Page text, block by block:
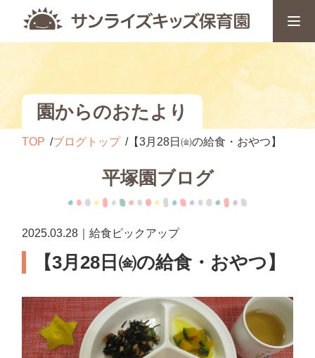
園からのおたより
TOP ブログトップ 【3月28日㈮の給食・おやつ】
平塚園ブログ
2025.03.28｜給食ピックアップ
【3月28日㈮の給食・おやつ】